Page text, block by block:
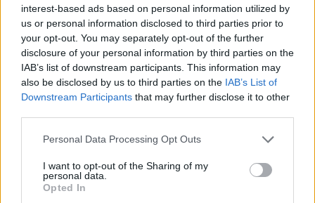
interest-based ads based on personal information utilized by
us or personal information disclosed to third parties prior to
your opt-out. You may separately opt-out of the further
disclosure of your personal information by third parties on the
IAB’s list of downstream participants. This information may
also be disclosed by us to third parties on the IAB’s List of
Downstream Participants that may further disclose it to other
Please note that this website/app uses one or more Google
not limited to your visit or usage behaviour. You may click to
grant or deny consent to Google and its third-party tags to
use your data for below specified purposes in below Google
Personal Data Processing Opt Outs
I want to opt-out of the Sharing of my
personal data.
Opted In
Διαβάστε περισσότερα
Διαβάστε επίσης